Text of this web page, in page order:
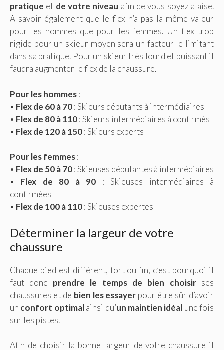
pratique et de votre niveau afin de vous soyez alaise.
A savoir également que le flex n’a pas la même valeur
pour les hommes que pour les femmes. Un flex trop
rigide pour un skieur moyen sera un facteur le limitant
dans sa pratique. Pour un skieur très lourd et puissant il
faudra augmenter le flex de la chaussure.
Pour les hommes:
• Flex de 60 à 70: Skieurs débutants à intermédiaires
• Flex de 80 à 110: Skieurs intermédiaires à confirmés
• Flex de 120 à 150: Skieurs experts
Pour les femmes:
• Flex de 50 à 70: Skieuses débutantes à intermédiaires
• Flex de 80 à 90 : Skieuses intermédiaires à
confirmées
• Flex de 100 à 110: Skieuses expertes
Déterminer la largeur de votre
chaussure
Chaque pied est différent, fort ou fin, c’est pourquoi il
faut donc prendre le temps de bien choisirses
chaussures et de bien les essayer pour être sûr d’avoir
un confort optimalainsi qu’un maintien idéal une fois
sur les pistes.
Afin de choisir la bonne largeur de votre chaussure il